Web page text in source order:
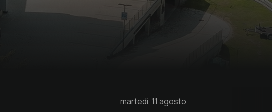
martedì, 11 agosto